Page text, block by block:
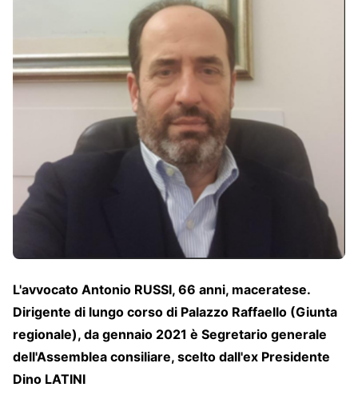
L'avvocato Antonio RUSSI, 66 anni, maceratese.
Dirigente di lungo corso di Palazzo Raffaello (Giunta
regionale), da gennaio 2021 è Segretario generale
dell'Assemblea consiliare, scelto dall'ex Presidente
Dino LATINI